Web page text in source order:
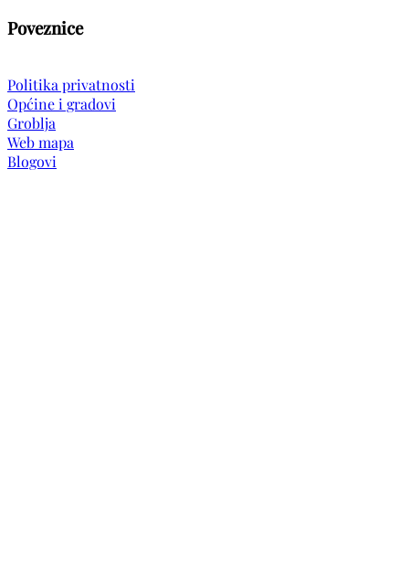
Poveznice
Politika privatnosti
Općine i gradovi
Groblja
Web mapa
Blogovi